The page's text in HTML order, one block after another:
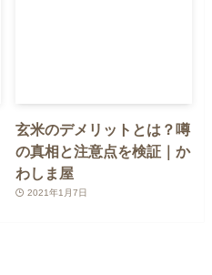
玄米のデメリットとは？噂
の真相と注意点を検証｜か
わしま屋
2021年1月7日